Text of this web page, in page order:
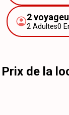
2
2 Adultes0
Prix de la